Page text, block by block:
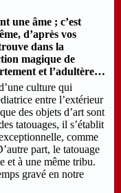
une âme ; c’est
d’après vos
dans la
magique de
et l’adultère…
culture qui
entre l’extérieur
des objets d’art sont
tatouages, il s’établit
comme
part, le tatouage
et à une même tribu.
gravé en notre